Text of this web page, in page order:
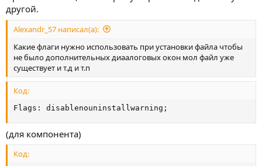
другой.
Alexandr_57 написал(а):
Какие флаги нужно использовать при установки файла чтобы
не было дополнительных диаалоговых окон мол файл уже
существует и т.д и т.п
Код:
Flags: disablenouninstallwarning;
(для компонента)
Код: